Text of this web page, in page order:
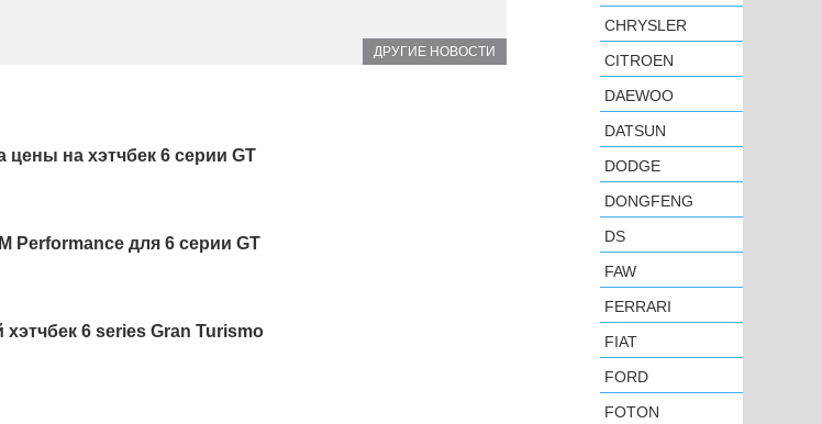
ДРУГИЕ НОВОСТИ
на хэтчбек 6 серии GT
Performance для 6 серии GT
6 series Gran Turismo
CHRYSLER
CITROEN
DAEWOO
DATSUN
DODGE
DONGFENG
DS
FAW
FERRARI
FIAT
FORD
FOTON